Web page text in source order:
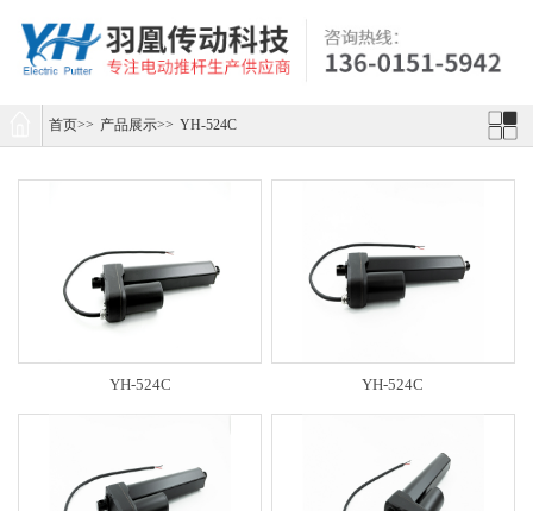
首页>> 产品展示>> YH-524C
YH-524C YH-524C